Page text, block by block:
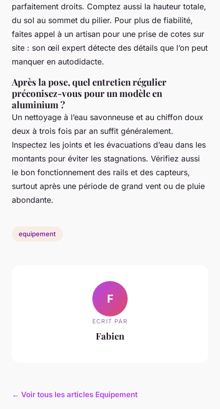
parfaitement droits. Comptez aussi la hauteur totale,
du sol au sommet du pilier. Pour plus de fiabilité,
faites appel à un artisan pour une prise de cotes sur
site : son œil expert détecte des détails que l’on peut
manquer en autodidacte.
Après la pose, quel entretien régulier
préconisez-vous pour un modèle en
aluminium ?
Un nettoyage à l’eau savonneuse et au chiffon doux
deux à trois fois par an suffit généralement.
Inspectez les joints et les évacuations d’eau dans les
montants pour éviter les stagnations. Vérifiez aussi
le bon fonctionnement des rails et des capteurs,
surtout après une période de grand vent ou de pluie
abondante.
equipement
F
ECRIT PAR
Fabien
← Voir tous les articles Equipement